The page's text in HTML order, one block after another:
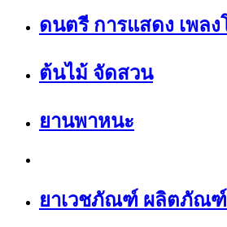
ดนตรี การแสดง เพลง
ต้นไม้ จัดสวน
ยานพาหนะ
ยาเวชภัณฑ์ ผลิตภัณ